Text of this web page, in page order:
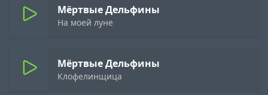
Мёртвые Дельфины
На моей луне
Мёртвые Дельфины
Клофелинщица